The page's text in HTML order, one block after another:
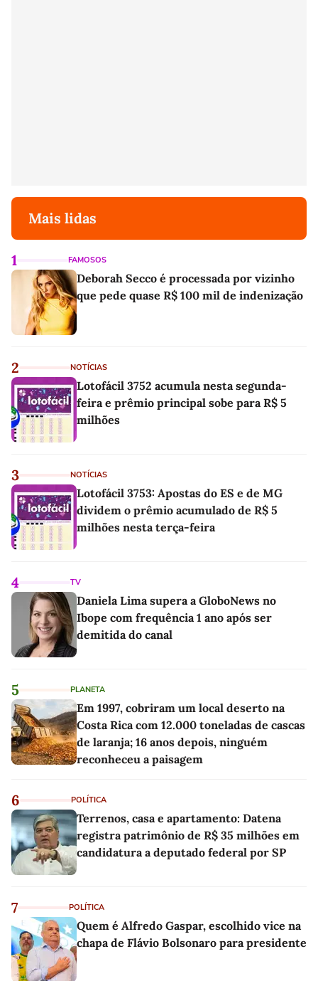
Mais lidas
1 FAMOSOS
Deborah Secco é processada por vizinho
que pede quase R$ 100 mil de indenização
2 NOTÍCIAS
Lotofácil 3752 acumula nesta segunda-
feira e prêmio principal sobe para R$ 5
milhões
3 NOTÍCIAS
Lotofácil 3753: Apostas do ES e de MG
dividem o prêmio acumulado de R$ 5
milhões nesta terça-feira
4 TV
Daniela Lima supera a GloboNews no
Ibope com frequência 1 ano após ser
demitida do canal
5 PLANETA
Em 1997, cobriram um local deserto na
Costa Rica com 12.000 toneladas de cascas
de laranja; 16 anos depois, ninguém
reconheceu a paisagem
6 POLÍTICA
Terrenos, casa e apartamento: Datena
registra patrimônio de R$ 35 milhões em
candidatura a deputado federal por SP
7 POLÍTICA
Quem é Alfredo Gaspar, escolhido vice na
chapa de Flávio Bolsonaro para presidente